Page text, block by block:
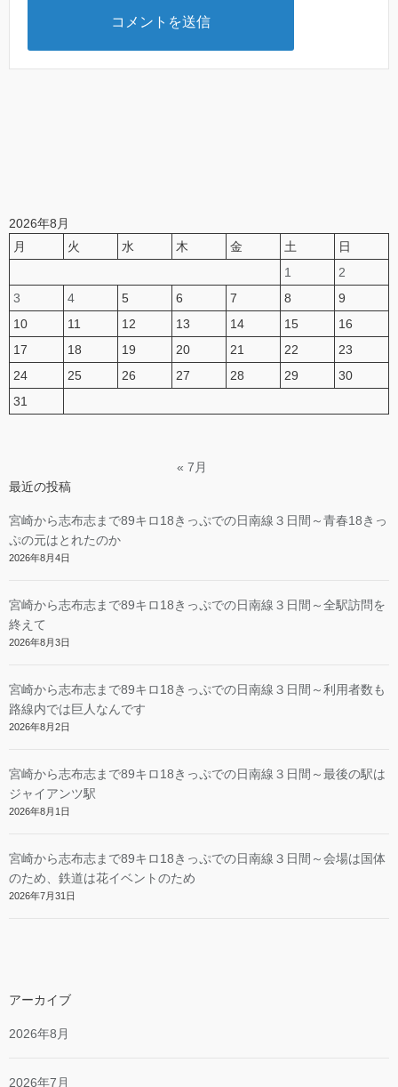
2026年8月
月
火 水 木 金 土
日
1
2
3
4 5 6 7 8
9
10
11 12 13 14 15
16
17
18 19 20 21 22
23
24
25 26 27 28 29
30
31
« 7月
最近の投稿
宮崎から志布志まで89キロ18きっぷでの日南線３日間～青春18きっ
ぷの元はとれたのか
2026年8月4日
宮崎から志布志まで89キロ18きっぷでの日南線３日間～全駅訪問を
終えて
2026年8月3日
宮崎から志布志まで89キロ18きっぷでの日南線３日間～利用者数も
路線内では巨人なんです
2026年8月2日
宮崎から志布志まで89キロ18きっぷでの日南線３日間～最後の駅は
ジャイアンツ駅
2026年8月1日
宮崎から志布志まで89キロ18きっぷでの日南線３日間～会場は国体
のため、鉄道は花イベントのため
2026年7月31日
アーカイブ
2026年8月
2026年7月